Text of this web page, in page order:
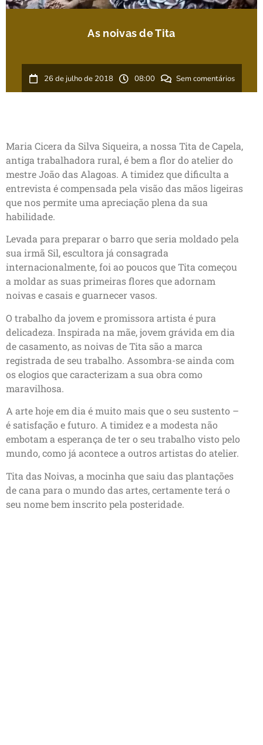
As noivas de Tita
26 de julho de 2018 08:00 Sem comentários
Maria Cicera da Silva Siqueira, a nossa Tita de Capela,
antiga trabalhadora rural, é bem a flor do atelier do
mestre João das Alagoas. A timidez que dificulta a
entrevista é compensada pela visão das mãos ligeiras
que nos permite uma apreciação plena da sua
habilidade.
Levada para preparar o barro que seria moldado pela
sua irmã Sil, escultora já consagrada
internacionalmente, foi ao poucos que Tita começou
a moldar as suas primeiras flores que adornam
noivas e casais e guarnecer vasos.
O trabalho da jovem e promissora artista é pura
delicadeza. Inspirada na mãe, jovem grávida em dia
de casamento, as noivas de Tita são a marca
registrada de seu trabalho. Assombra-se ainda com
os elogios que caracterizam a sua obra como
maravilhosa.
A arte hoje em dia é muito mais que o seu sustento –
é satisfação e futuro. A timidez e a modesta não
embotam a esperança de ter o seu trabalho visto pelo
mundo, como já acontece a outros artistas do atelier.
Tita das Noivas, a mocinha que saiu das plantações
de cana para o mundo das artes, certamente terá o
seu nome bem inscrito pela posteridade.